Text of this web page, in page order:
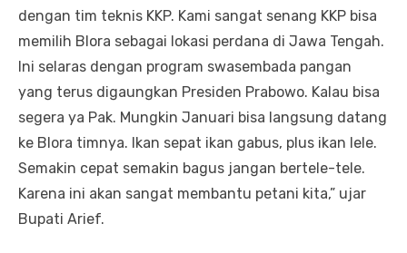
dengan tim teknis KKP. Kami sangat senang KKP bisa
memilih Blora sebagai lokasi perdana di Jawa Tengah.
Ini selaras dengan program swasembada pangan
yang terus digaungkan Presiden Prabowo. Kalau bisa
segera ya Pak. Mungkin Januari bisa langsung datang
ke Blora timnya. Ikan sepat ikan gabus, plus ikan lele.
Semakin cepat semakin bagus jangan bertele-tele.
Karena ini akan sangat membantu petani kita,” ujar
Bupati Arief.